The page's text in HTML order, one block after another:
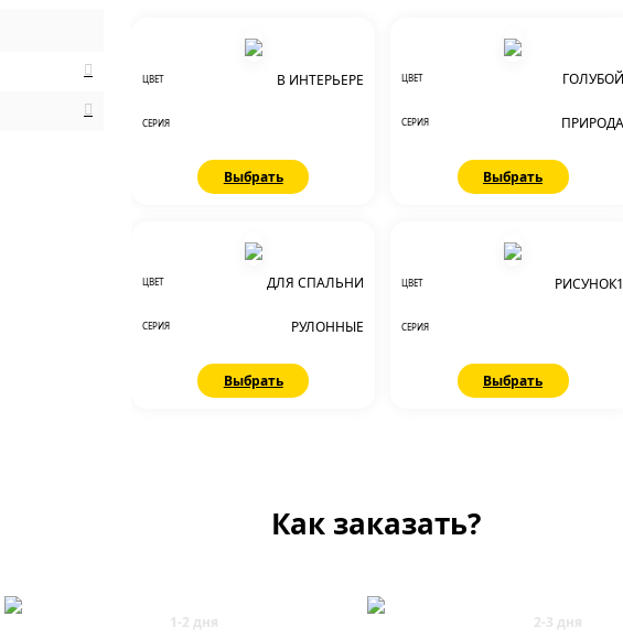
ЦВЕТ В ИНТЕРЬЕРЕ
СЕРИЯ
Выбрать
ЦВЕТ ГОЛУБОЙ
СЕРИЯ ПРИРОДА
Выбрать
ЦВЕТ ДЛЯ СПАЛЬНИ
СЕРИЯ РУЛОННЫЕ
Выбрать
ЦВЕТ РИСУНОК1
СЕРИЯ
Выбрать
Как заказать?